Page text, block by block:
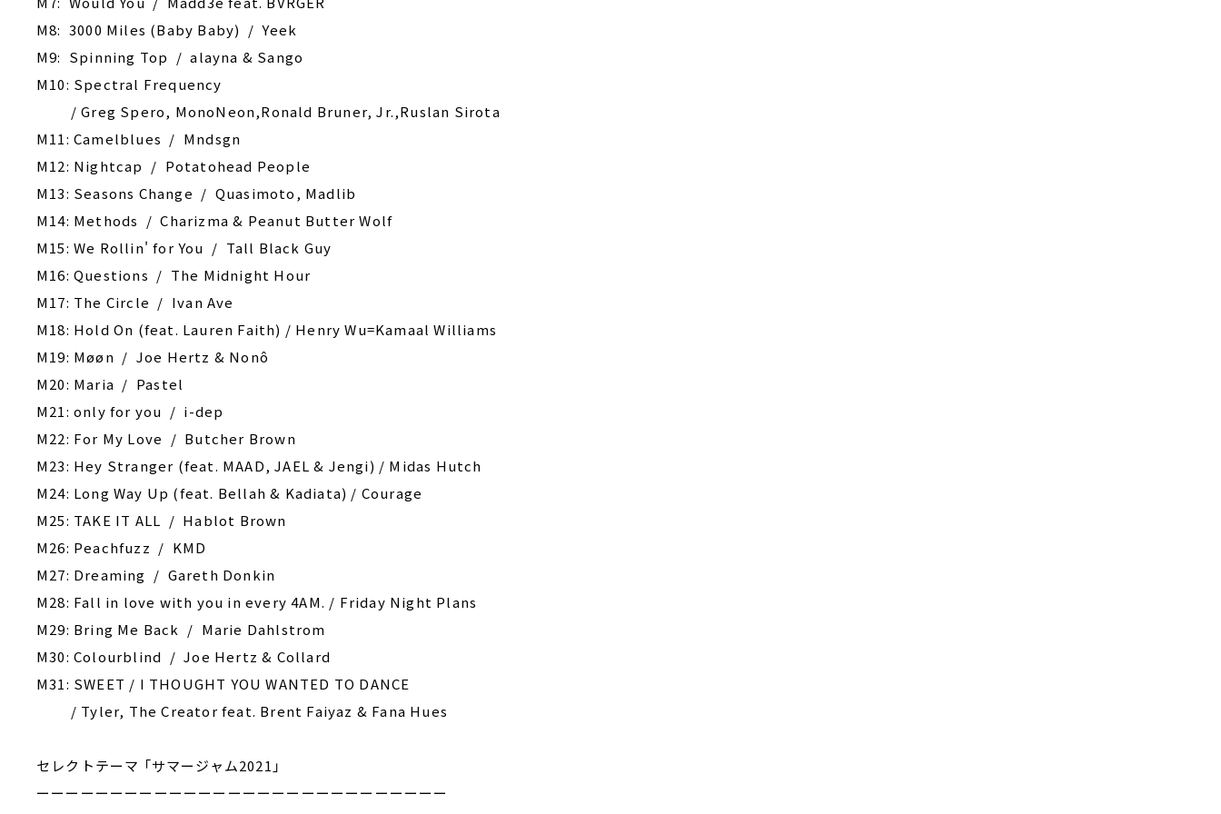
M8: 3000 Miles (Baby Baby) / Yeek
M9: Spinning Top / alayna & Sango
M10: Spectral Frequency
/ Greg Spero, MonoNeon,Ronald Bruner, Jr.,Ruslan Sirota
M11: Camelblues / Mndsgn
M12: Nightcap / Potatohead People
M13: Seasons Change / Quasimoto, Madlib
M14: Methods / Charizma & Peanut Butter Wolf
M15: We Rollin' for You / Tall Black Guy
M16: Questions / The Midnight Hour
M17: The Circle / Ivan Ave
M18: Hold On (feat. Lauren Faith) / Henry Wu=Kamaal Williams
M19: Møøn / Joe Hertz & Nonô
M20: Maria / Pastel
M21: only for you / i-dep
M22: For My Love / Butcher Brown
M23: Hey Stranger (feat. MAAD, JAEL & Jengi) / Midas Hutch
M24: Long Way Up (feat. Bellah & Kadiata) / Courage
M25: TAKE IT ALL / Hablot Brown
M26: Peachfuzz / KMD
M27: Dreaming / Gareth Donkin
M28: Fall in love with you in every 4AM. / Friday Night Plans
M29: Bring Me Back / Marie Dahlstrom
M30: Colourblind / Joe Hertz & Collard
M31: SWEET / I THOUGHT YOU WANTED TO DANCE
/ Tyler, The Creator feat. Brent Faiyaz & Fana Hues
セレクトテーマ 「サマージャム2021」
ーーーーーーーーーーーーーーーーーーーーーーーーーーーー